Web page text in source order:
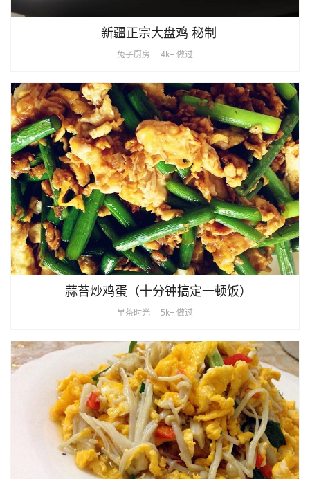
新疆正宗大盘鸡 秘制
兔子厨房 4k+ 做过
蒜苔炒鸡蛋（十分钟搞定一顿饭）
早茶时光 5k+ 做过